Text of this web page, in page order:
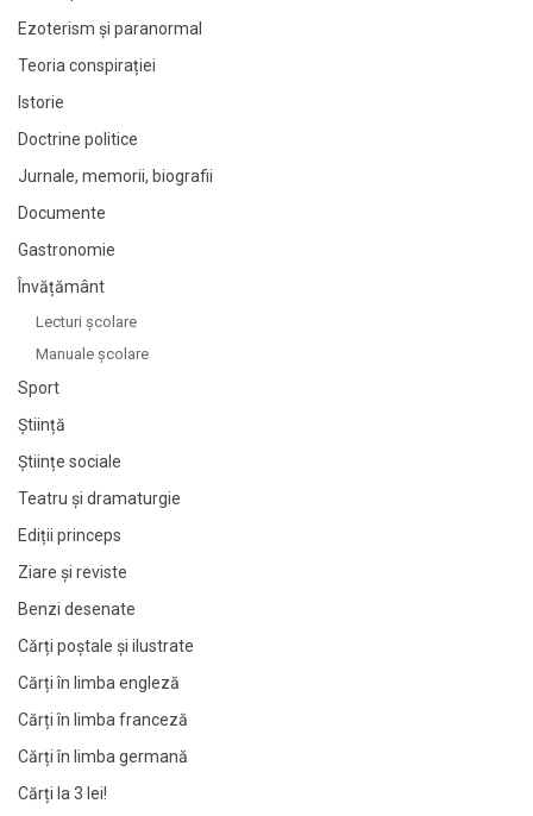
Ezoterism și paranormal
Teoria conspirației
Istorie
Doctrine politice
Jurnale, memorii, biografii
Documente
Gastronomie
Învățământ
Lecturi şcolare
Manuale şcolare
Sport
Știință
Științe sociale
Teatru și dramaturgie
Ediții princeps
Ziare şi reviste
Benzi desenate
Cărți poștale și ilustrate
Cărți în limba engleză
Cărți în limba franceză
Cărți în limba germană
Cărți la 3 lei!